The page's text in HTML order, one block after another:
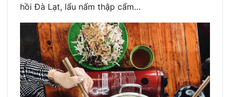
hồi Đà Lạt, lẩu nấm thập cẩm…